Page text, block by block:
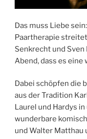
Das muss Liebe
Paartherapie
Senkrecht und
Abend, dass es eine
Dabei schöpfen die
aus der Tradition
Laurel und Hardys
wunderbare
und Walter Matthau